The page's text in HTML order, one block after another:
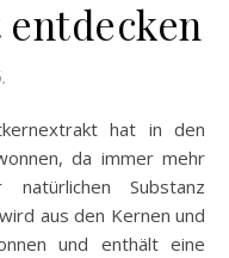
da immer mehr
Substanz
aus den Kernen und
und enthält eine